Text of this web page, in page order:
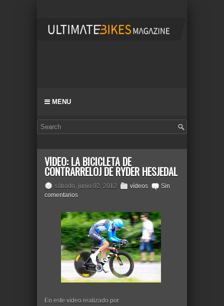
MENU
VÍDEO: LA BICICLETA DE
CONTRARRELOJ DE RYDER HESJEDAL
sábado, junio 02, 2012 vídeos
Sin
comentarios
En este vídeo realizado por